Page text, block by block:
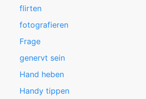
flirten
fotografieren
Frage
genervt sein
Hand heben
Handy tippen